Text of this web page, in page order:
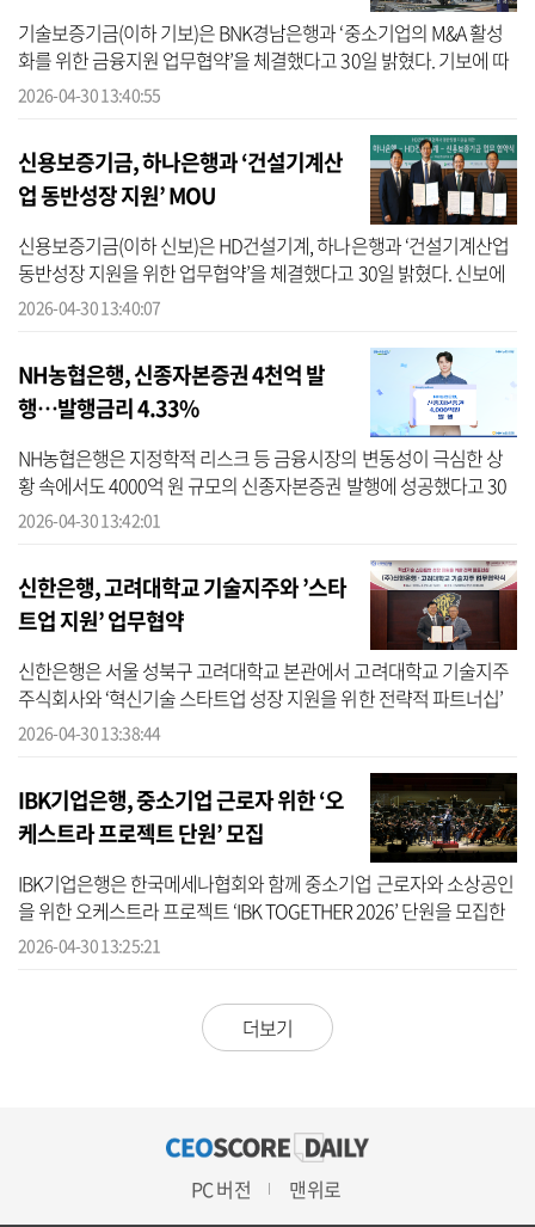
기술보증기금(이하 기보)은 BNK경남은행과 ‘중소기업의 M&A 활성
화를 위한 금융지원 업무협약’을 체결했다고 30일 밝혔다. 기보에 따
르면 이번 협약은 중소기업의 인수·합병(M&A)을 활성화하고, 안정적
2026-04-30 13:40:55
신용보증기금, 하나은행과 ‘건설기계산
업 동반성장 지원’ MOU
신용보증기금(이하 신보)은 HD건설기계, 하나은행과 ‘건설기계산업
동반성장 지원을 위한 업무협약’을 체결했다고 30일 밝혔다. 신보에
따르면 이번 협약은 신보를 포함한 3개사가 상호 협력체계를 구축해
2026-04-30 13:40:07
NH농협은행, 신종자본증권 4천억 발
행…발행금리 4.33%
NH농협은행은 지정학적 리스크 등 금융시장의 변동성이 극심한 상
황 속에서도 4000억 원 규모의 신종자본증권 발행에 성공했다고 30
일 밝혔다. NH농협은행에 따르면 이번 발행은 중동 지역 지정학적 리
2026-04-30 13:42:01
신한은행, 고려대학교 기술지주와 ’스타
트업 지원’ 업무협약
신한은행은 서울 성북구 고려대학교 본관에서 고려대학교 기술지주
주식회사와 ‘혁신기술 스타트업 성장 지원을 위한 전략적 파트너십’
업무협약을 체결했다고 30일 밝혔다. 신한은행에 따르면 이날 협약
2026-04-30 13:38:44
IBK기업은행, 중소기업 근로자 위한 ‘오
케스트라 프로젝트 단원’ 모집
IBK기업은행은 한국메세나협회와 함께 중소기업 근로자와 소상공인
을 위한 오케스트라 프로젝트 ‘IBK TOGETHER 2026’ 단원을 모집한
다고 30일 밝혔다. IBK기업은행에 따르면 IBK TOGETHER 2026은 중
2026-04-30 13:25:21
더보기
PC 버전 맨위로